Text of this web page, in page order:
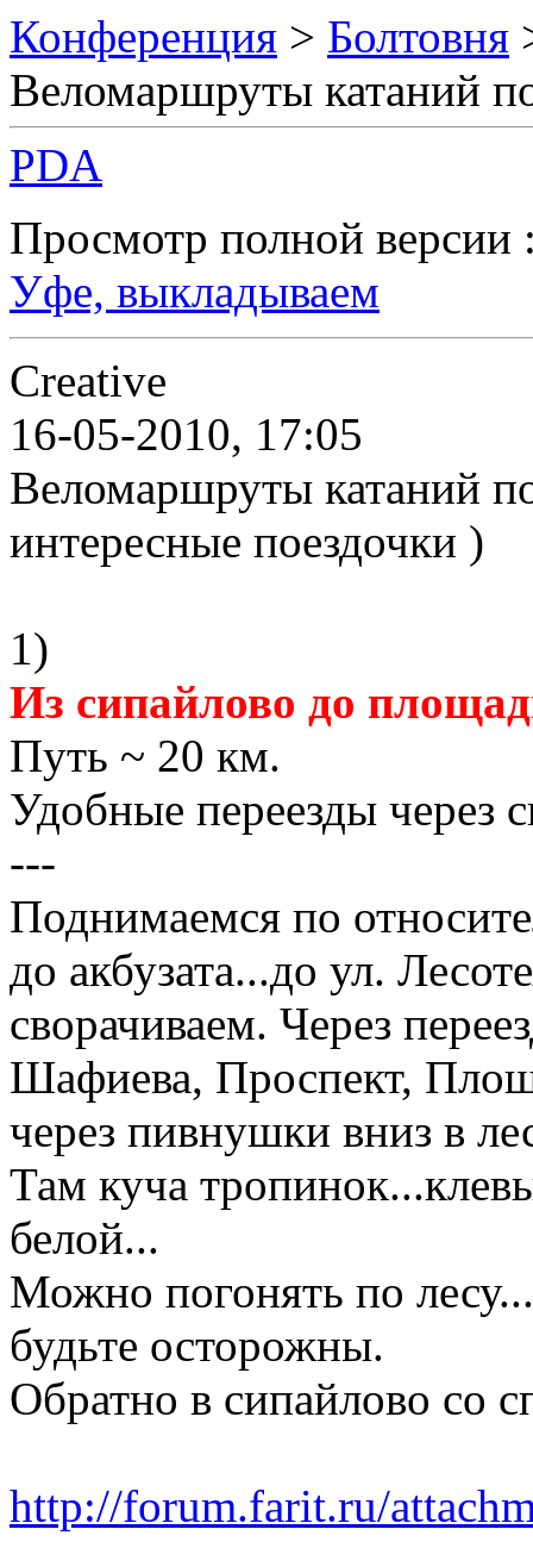
Конференция > Болтовня
Веломаршруты катаний
PDA
Просмотр полной
Уфе, выкладываем
Creative
16-05-2010, 17:05
Веломаршруты катаний
интересные поездочки )
1)
Из сипайлово до
Путь ~ 20 км.
Удобные переезды через
---
Поднимаемся по
до акбузата...до ул.
сворачиваем. Через
Шафиева, Проспект,
через пивнушки вниз в
Там куча
белой...
Можно погонять по
будьте осторожны.
Обратно в сипайлово со
http://forum.farit.ru/